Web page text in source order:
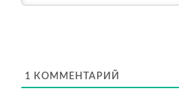
1 КОММЕНТАРИЙ